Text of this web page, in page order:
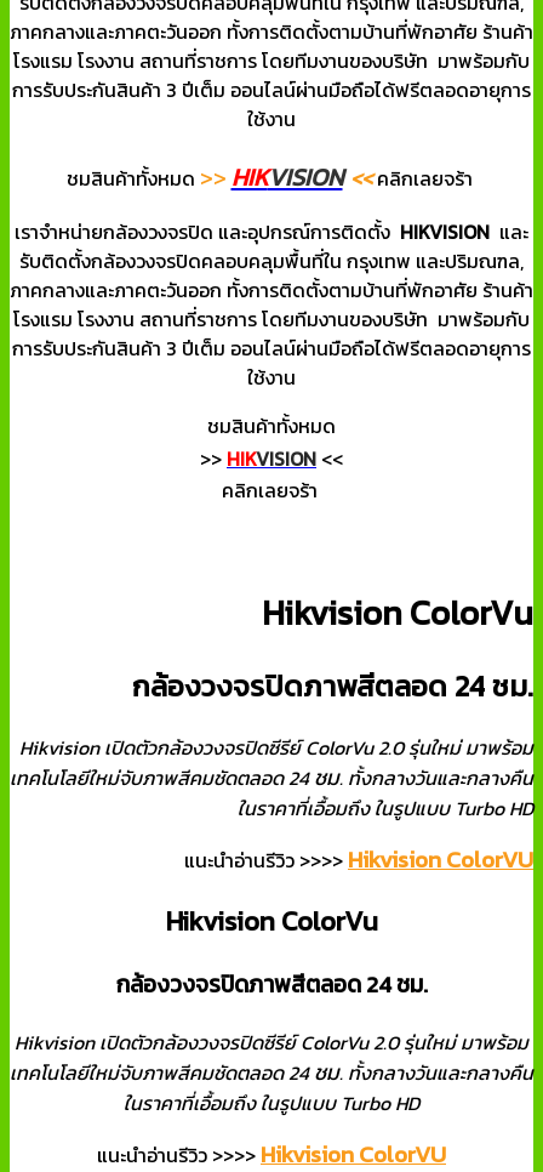
ภาคกลางและภาคตะวันออก ทั้งการติดตั้งตามบ้านที่พักอาศัย ร้านค้า
โรงแรม โรงงาน สถานที่ราชการ โดยทีมงานของบริษัท มาพร้อมกับ
การรับประกันสินค้า 3 ปีเต็ม ออนไลน์ผ่านมือถือได้ฟรีตลอดอายุการ
ใช้งาน
ชมสินค้าทั้งหมด >> HIKVISION <<คลิกเลยจร้า
เราจำหน่ายกล้องวงจรปิด และอุปกรณ์การติดตั้ง HIKVISION และ
รับติดตั้งกล้องวงจรปิดคลอบคลุมพื้นที่ใน กรุงเทพ และปริมณฑล,
ภาคกลางและภาคตะวันออก ทั้งการติดตั้งตามบ้านที่พักอาศัย ร้านค้า
โรงแรม โรงงาน สถานที่ราชการ โดยทีมงานของบริษัท มาพร้อมกับ
การรับประกันสินค้า 3 ปีเต็ม ออนไลน์ผ่านมือถือได้ฟรีตลอดอายุการ
ใช้งาน
ชมสินค้าทั้งหมด
>> HIKVISION <<
คลิกเลยจร้า
Hikvision ColorVu
กล้องวงจรปิดภาพสีตลอด 24 ชม.
Hikvision เปิดตัวกล้องวงจรปิดซีรีย์ ColorVu 2.0 รุ่นใหม่ มาพร้อม
เทคโนโลยีใหม่จับภาพสีคมชัดตลอด 24ชม. ทั้งกลางวันและกลางคืน
ในราคาที่เอื้อมถึง ในรูปแบบ Turbo HD
แนะนำอ่านรีวิว >>>> Hikvision ColorVU
Hikvision ColorVu
กล้องวงจรปิดภาพสีตลอด 24 ชม.
Hikvision เปิดตัวกล้องวงจรปิดซีรีย์ ColorVu 2.0 รุ่นใหม่ มาพร้อม
เทคโนโลยีใหม่จับภาพสีคมชัดตลอด 24ชม. ทั้งกลางวันและกลางคืน
ในราคาที่เอื้อมถึง ในรูปแบบ Turbo HD
แนะนำอ่านรีวิว >>>>Hikvision ColorVU